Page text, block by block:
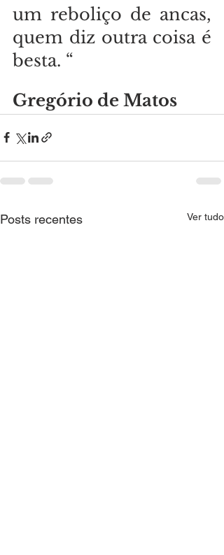
um reboliço de ancas,
quem diz outra coisa é
besta. “
Gregório de Matos
Posts recentes Ver tudo